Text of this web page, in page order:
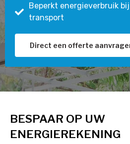
Beperkt energieverbruik
transport
Direct een offerte
BESPAAR OP UW
ENERGIEREKENING